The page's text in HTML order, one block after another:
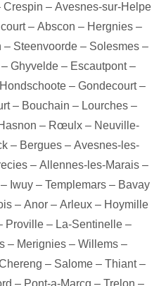
Crespin – Avesnes-sur-Helpe
– Abscon – Hergnies –
– Steenvoorde– Solesmes–
– Ghyvelde– Escautpont–
Hondschoote– Gondecourt–
– Bouchain – Lourches –
– Rœulx – Neuville-
– Bergues – Avesnes-les-
– Allennes-les-Marais –
– Iwuy – Templemars – Bavay
– Anor – Arleux – Hoymille
Proville– La-Sentinelle–
– Merignies – Willems –
– Salome – Thiant–
– Pont-a-Marcq – Trelon –